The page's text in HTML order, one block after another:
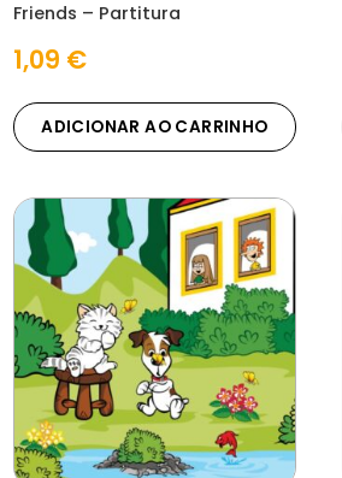
Friends – Partitura
1,09 €
ADICIONAR AO CARRINHO